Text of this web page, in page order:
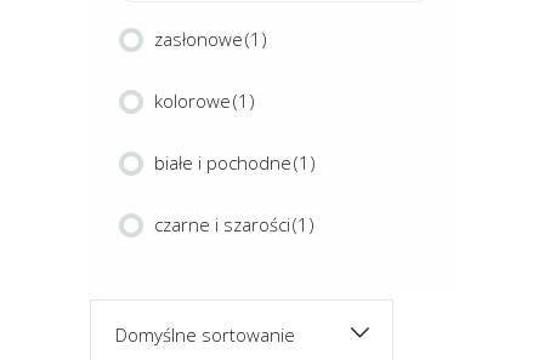
zasłonowe(1)
kolorowe(1)
białe i pochodne(1)
czarne i szarości(1)
Domyślne sortowanie